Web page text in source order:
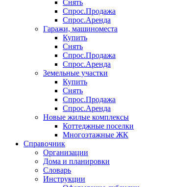
Снять
Спрос.Продажа
Спрос.Аренда
Гаражи, машиноместа
Купить
Снять
Спрос.Продажа
Спрос.Аренда
Земельные участки
Купить
Снять
Спрос.Продажа
Спрос.Аренда
Новые жилые комплексы
Коттеджные поселки
Многоэтажные ЖК
Справочник
Организации
Дома и планировки
Словарь
Инструкции